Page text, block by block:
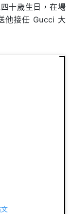
十歲生日，在場
他接任 Gucci 大